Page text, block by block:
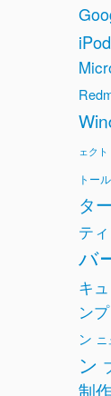
ェクト
トー
タ
テ
バ
キ
ンプ
ン ニ
ン
制